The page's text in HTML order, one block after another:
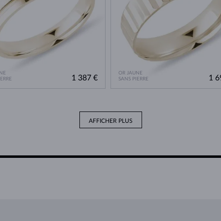
1 387 €
OR JAUNE
SANS PIERRE
1
AFFICHER PLUS